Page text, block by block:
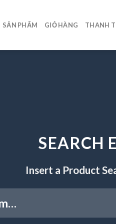
SẢN PHẨM GIỎ HÀNG THANH
SEARCH
Insert a Product